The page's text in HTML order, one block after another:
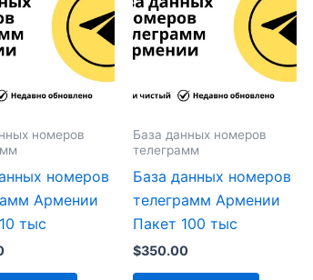
номеров
номеров
Армении
тыс
База данных номеров
телеграмм
База данных номеров
телеграмм Армении
Пакет 100 тыс
$350.00